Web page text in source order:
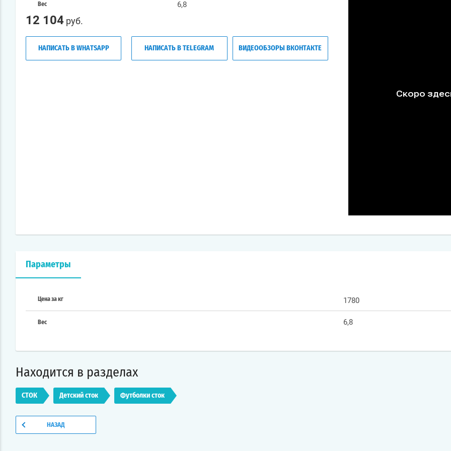
Вес 6,8
12 104 руб.
НАПИСАТЬ В WHATSAPP НАПИСАТЬ В TELEGRAM ВИДЕООБЗОРЫ ВКОНТАКТЕ
Параметры
Цена за кг 1780
Вес 6,8
Находится в разделах
СТОК Детский сток Футболки сток
НАЗАД